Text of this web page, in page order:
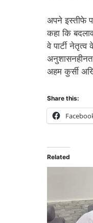
अपने इस्तीफे
कहा कि
वे पार्टी
अहम कुर्सी
Share this:
Related